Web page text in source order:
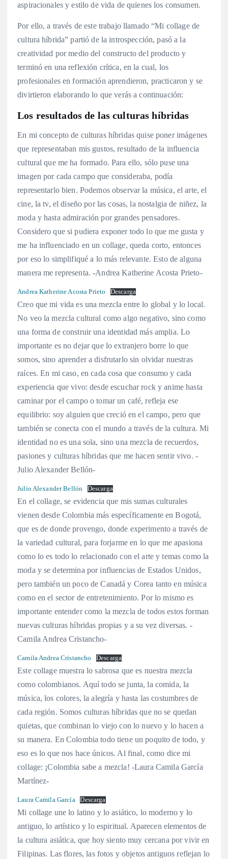
aspiracionales y estilo de vida de quienes los consumen.
Por ello, a través de este trabajo llamado “Mi collage de
cultura híbrida” partió de la introspección, pasó a la
creatividad por medio del constructo del producto y
terminó en una reflexión crítica, en la cual, los
profesionales en formación aprendieron, practicaron y se
divirtieron elaborando lo que verás a continuación:
Los resultados de las culturas híbridas
En mi concepto de culturas híbridas quise poner imágenes
que representaban mis gustos, resultado de la influencia
cultural que me ha formado. Para ello, sólo puse una
imagen por cada campo que consideraba, podía
representarlo bien. Podemos observar la música, el arte, el
cine, la tv, el diseño por las cosas, la nostalgia de niñez, la
moda y hasta admiración por grandes pensadores.
Considero que si pudiera exponer todo lo que me gusta y
me ha influenciado en un collage, queda corto, entonces
por eso lo simplifiqué a lo más relevante. Esto de alguna
manera me representa. -Andrea Katherine Acosta Prieto-
Andrea Katherine Acosta Prieto Descarga
Creo que mi vida es una mezcla entre lo global y lo local.
No veo la mezcla cultural como algo negativo, sino como
una forma de construir una identidad más amplia. Lo
importante es no dejar que lo extranjero borre lo que
somos, sino aprender a disfrutarlo sin olvidar nuestras
raíces. En mi caso, en cada cosa que consumo y cada
experiencia que vivo: desde escuchar rock y anime hasta
caminar por el campo o tomar un café, refleja ese
equilibrio: soy alguien que creció en el campo, pero que
también se conecta con el mundo a través de la cultura. Mi
identidad no es una sola, sino una mezcla de recuerdos,
pasiones y culturas híbridas que me hacen sentir vivo. -
Julio Alexander Bellón-
Julio Alexander Bellón Descarga
En el collage, se evidencia que mis sumas culturales
vienen desde Colombia más específicamente en Bogotá,
que es de donde provengo, donde experimento a través de
la variedad cultural, para forjarme en lo que me apasiona
como lo es todo lo relacionado con el arte y temas como la
moda y se determina por influencias de Estados Unidos,
pero también un poco de Canadá y Corea tanto en música
como en el sector de entretenimiento. Por lo mismo es
importante entender como la mezcla de todos estos forman
nuevas culturas híbridas propias y a su vez diversas. -
Camila Andrea Cristancho-
Camila Andrea Cristancho Descarga
Este collage muestra lo sabrosa que es nuestra mezcla
como colombianos. Aquí todo se junta, la comida, la
música, los colores, la alegría y hasta las costumbres de
cada región. Somos culturas híbridas que no se quedan
quietas, que combinan lo viejo con lo nuevo y lo hacen a
su manera. En Colombia todo tiene un poquito de todo, y
eso es lo que nos hace únicos. Al final, como dice mi
collage: ¡Colombia sabe a mezcla! -Laura Camila García
Martínez-
Laura Camila García Descarga
Mi collage une lo latino y lo asiático, lo moderno y lo
antiguo, lo artístico y lo espiritual. Aparecen elementos de
la cultura asiática, que hoy siento muy cercana por vivir en
Filipinas. Las flores, las fotos y objetos antiguos reflejan lo